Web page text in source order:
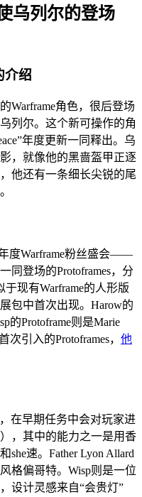
乌列尔的登场
介绍
Warframe角色，很后登场
列尔。这个新可操作的角
年度更新一同释出。乌
，就像他的黑啬盔甲正逐
他还有一条细长尖锐的尾
度Warframe粉丝盛会——
同登场的Protoframes，分
于现有Warframe的人形版
包中首次出现。Harow的
的Protoframe则是Marie
引入的Protoframes， 他
在早期任务中会对玩家进
，其中的能力之一是用香
速。Father Lyon Allard
格偏哥特。Wisp则是一位
设计灵感来自“会贵灯”